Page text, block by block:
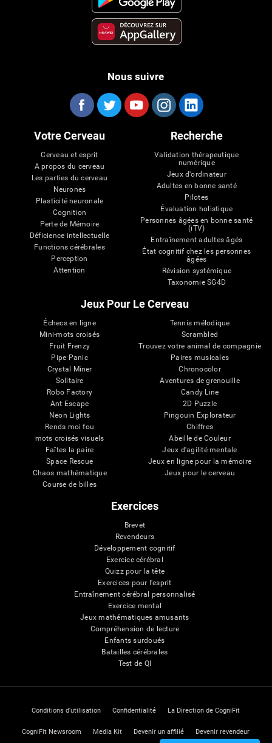
Nous suivre
Votre Cerveau
Cerveau et esprit
A propos du cerveau
Les parties du cerveau
Neurones
Plasticité neuronale
Cognition
Perte de Mémoire
Déficience intellectuelle
Functions cérébrales
Perception
Attention
Recherche
Validation thérapeutique
numérique
Jeux d'ordinateur
Adultes en bonne santé
Pilotes
Évaluation holistique
Personnes âgées en bonne santé
(iTV)
Entraînement adultes âgés
État cognitif chez les personnes
âgées
Révision systémique
Taxonomie SG4D
Jeux Pour Le Cerveau
Échecs en ligne
Mini-mots croisés
Fruit Frenzy
Pipe Panic
Crystal Miner
Solitaire
Robo Factory
Ant Escape
Neon Lights
Rends moi fou
mots croisés visuels
Faîtes la paire
Space Rescue
Chaos mathématique
Course de billes
Tennis mélodique
Scrambled
Trouvez votre animal de compagnie
Paires musicales
Chronocolor
Aventures de grenouille
Candy Line
2D Puzzle
Pingouin Explorateur
Chiffres
Abeille de Couleur
Jeux d'agilité mentale
Jeux en ligne pour la mémoire
Jeux pour le cerveau
Exercices
Brevet
Revendeurs
Développement cognitif
Exercice cérébral
Quizz pour la tête
Exercices pour l'esprit
Entraînement cérébral personnalisé
Exercice mental
Jeux mathématiques amusants
Compréhension de lecture
Enfants surdoués
Batailles cérébrales
Test de QI
Conditions d'utilisation Confidentialité La Direction de CogniFit
CogniFit Newsroom Media Kit Devenir un affilié Devenir revendeur